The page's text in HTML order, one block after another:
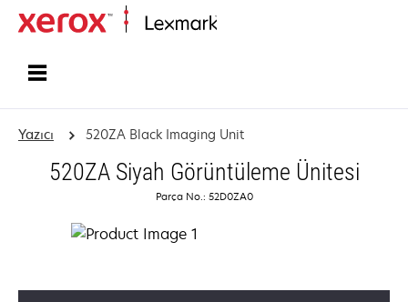
Yazıcı 520ZA Black Imaging Unit
520ZA Siyah Görüntüleme Ünitesi
Parça No.: 52D0ZA0